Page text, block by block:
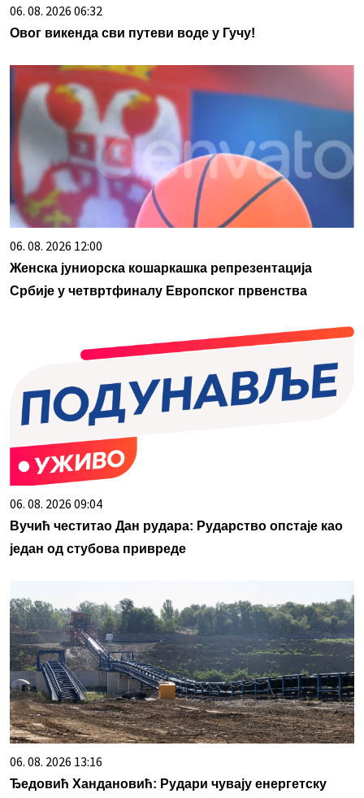
06. 08. 2026 06:32
Овог викенда сви путеви воде у Гучу!
06. 08. 2026 12:00
Женска јуниорска кошаркашка репрезентација
Србије у четвртфиналу Европског првенства
06. 08. 2026 09:04
Вучић честитао Дан рудара: Рударство опстаје као
један од стубова привреде
06. 08. 2026 13:16
Ђедовић Хандановић: Рудари чувају енергетску